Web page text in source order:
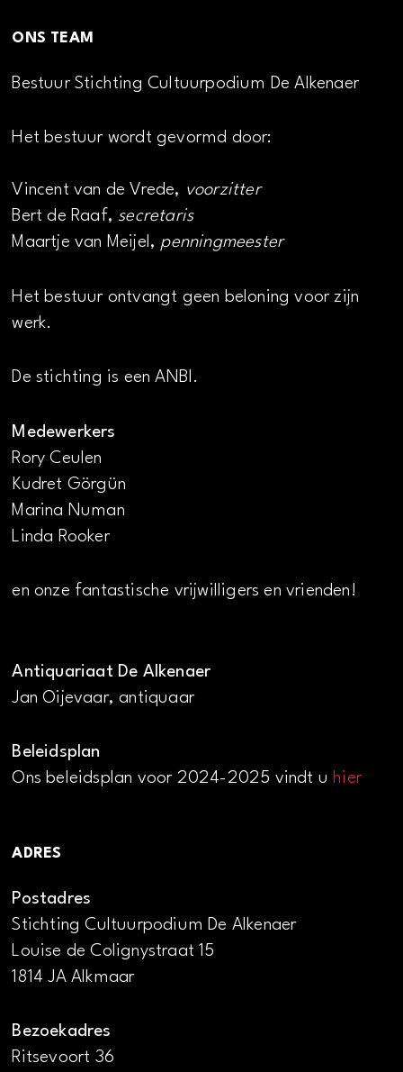
ONS TEAM
Bestuur Stichting Cultuurpodium De Alkenaer
Het bestuur wordt gevormd door:
Vincent van de Vrede, voorzitter
Bert de Raaf, secretaris
Maartje van Meijel, penningmeester
Het bestuur ontvangt geen beloning voor zijn
werk.
De stichting is een ANBI.
Medewerkers
Rory Ceulen
Kudret Görgün
Marina Numan
Linda Rooker
en onze fantastische vrijwilligers en vrienden!
Antiquariaat De Alkenaer
Jan Oijevaar, antiquaar
Beleidsplan
Ons beleidsplan voor 2024-2025 vindt uhier
ADRES
Postadres
Stichting Cultuurpodium De Alkenaer
Louise de Colignystraat 15
1814 JA Alkmaar
Bezoekadres
Ritsevoort 36